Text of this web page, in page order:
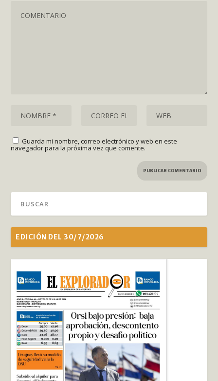
Guarda mi nombre, correo electrónico y web en este
navegador para la próxima vez que comente.
EDICIÓN DEL 30/7/2026